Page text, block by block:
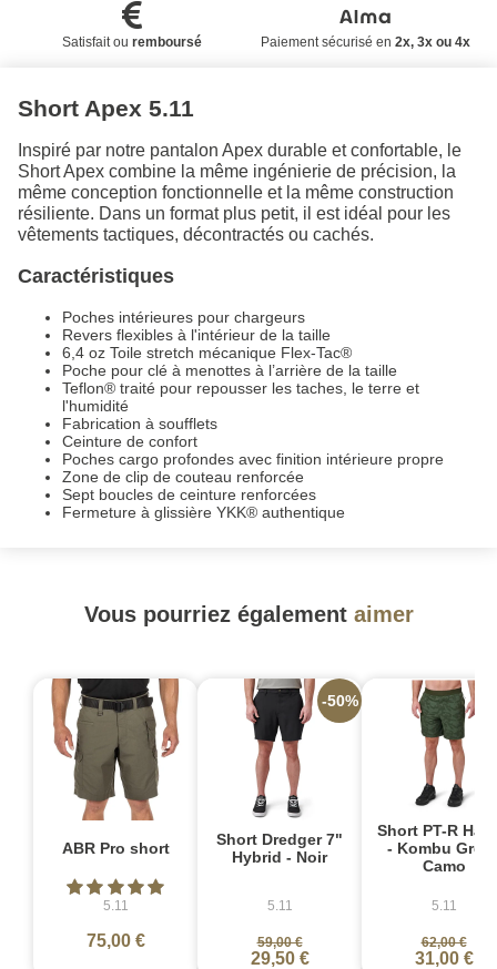
Satisfait ou remboursé Paiement sécurisé en 2x, 3x ou 4x
Short Apex 5.11
Inspiré par notre pantalon Apex durable et confortable, le
Short Apex combine la même ingénierie de précision, la
même conception fonctionnelle et la même construction
résiliente. Dans un format plus petit, il est idéal pour les
vêtements tactiques, décontractés ou cachés.
Caractéristiques
Poches intérieures pour chargeurs
Revers flexibles à l'intérieur de la taille
6,4 oz Toile stretch mécanique Flex-Tac®
Poche pour clé à menottes à l’arrière de la taille
Teflon® traité pour repousser les taches, le terre et
l'humidité
Fabrication à soufflets
Ceinture de confort
Poches cargo profondes avec finition intérieure propre
Zone de clip de couteau renforcée
Sept boucles de ceinture renforcées
Fermeture à glissière YKK® authentique
Vous pourriez également aimer
ABR Pro short
5.11
75,00 €
Short Dredger 7"
Hybrid - Noir
5.11
59,00 €
29,50 €
-50%
Short PT-R
- Kombu
Camo
5.11
62,00 €
31,00 €